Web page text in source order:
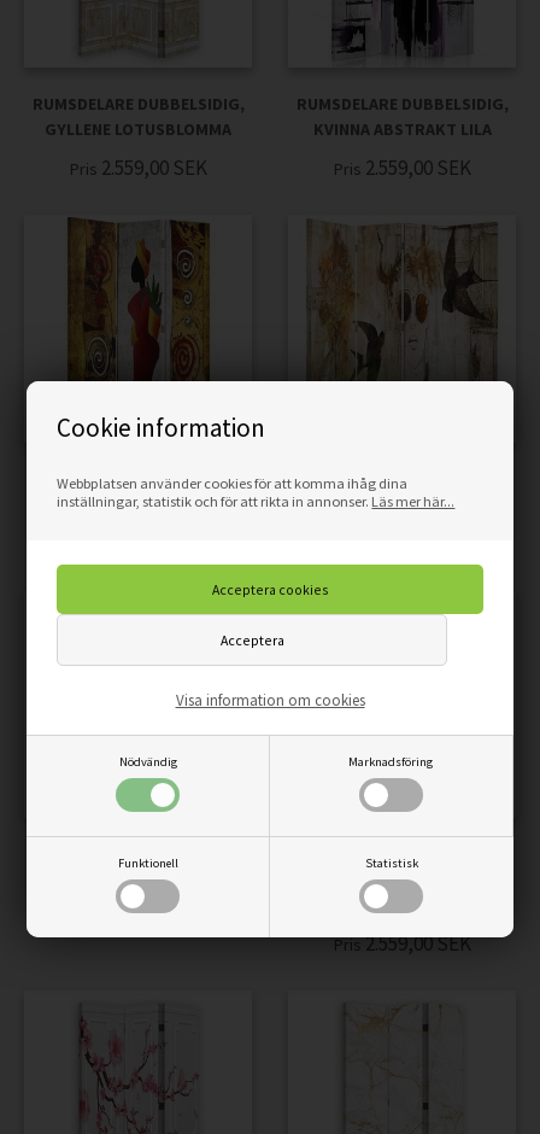
Cookie information
Webbplatsen använder cookies för att komma ihåg dina
inställningar, statistik och för att rikta in annonser. Läs mer här...
Nödvändig Marknadsföring
Funktionell Statistisk
Visa information om cookies
RUMSDELARE DUBBELSIDIG,
GYLLENE LOTUSBLOMMA
Pris 2.559,00 SEK
RUMSDELARE DUBBELSIDIG,
KVINNA ABSTRAKT LILA
Pris 2.559,00 SEK
RUMSDELARE DUBBELSIDIG,
KVINNA AFRIKA
RUMSDELARE DUBBELSIDIG,
KVINNA FÅGLAR VINTAGE
RUMSDELARE DUBBELSIDIG,
KVINNLIGT RETROKORT
2.559,00SEK
RUMSDELARE DUBBELSIDIG,
KVINNOR GLAMOUR
VINTAGE
Pris2.559,00SEK